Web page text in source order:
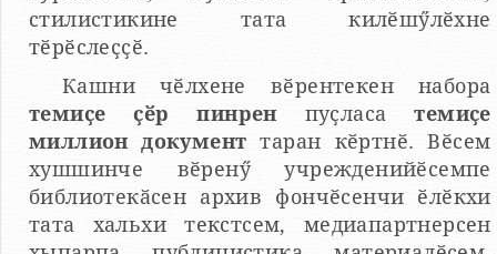
стилистикине тата килӗшӳлӗхне
тӗрӗслеҫҫӗ.
Кашни чӗлхене вӗрентекен набора
темиҫе ҫӗр пинренпуҫласатемиҫе
миллион документ таран кӗртнӗ. Вӗсем
хушшинче вӗренӳ учрежденийӗсемпе
библиотекӑсен архив фончӗсенчи ӗлӗкхи
тата хальхи текстсем, медиапартнерсен